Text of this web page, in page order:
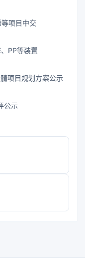
项目中交
PP等装置
项目规划方案公示
公示